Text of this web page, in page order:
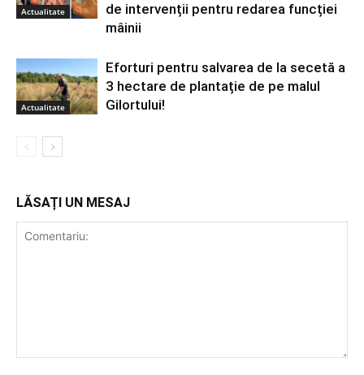
Actualitate
de intervenții pentru redarea funcției
mâinii
Actualitate
Eforturi pentru salvarea de la secetă a
3 hectare de plantație de pe malul
Gilortului!
LĂSAȚI UN MESAJ